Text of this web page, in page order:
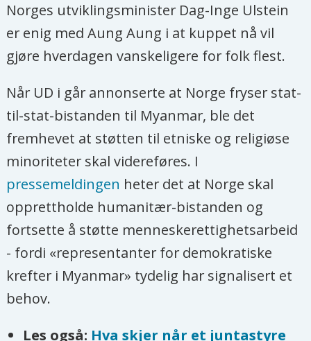
Norges utviklingsminister Dag-Inge Ulstein
er enig med Aung Aung i at kuppet nå vil
gjøre hverdagen vanskeligere for folk flest.
Når UD i går annonserte at Norge fryser stat-
til-stat-bistanden til Myanmar, ble det
fremhevet at støtten til etniske og religiøse
minoriteter skal videreføres. I
pressemeldingen heter det at Norge skal
opprettholde humanitær-bistanden og
fortsette å støtte menneskerettighetsarbeid
- fordi «representanter for demokratiske
krefter i Myanmar» tydelig har signalisert et
behov.
Les også: Hva skjer når et juntastyre